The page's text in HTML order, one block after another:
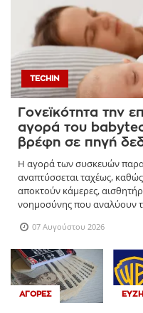
TECHIN
Γονεϊκότητα την
αγορά του
βρέφη σε πηγή
Η αγορά των συσκευών
αναπτύσσεται ταχέως,
αποκτούν κάμερες,
νοημοσύνης που αναλύουν
07 Αυγούστου 2026
ΑΓΟΡΈΣ